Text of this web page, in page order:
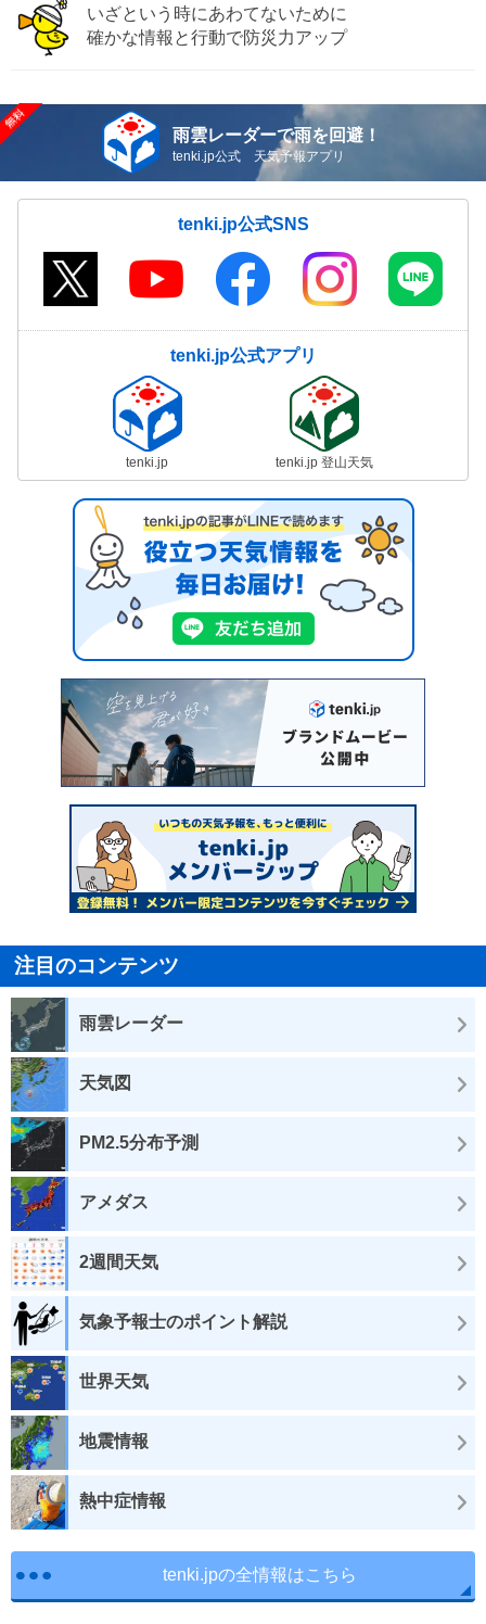
いざという時にあわてないために
確かな情報と行動で防災力アップ
雨雲レーダーで雨を回避！
tenki.jp公式 天気予報アプリ
tenki.jp公式SNS
tenki.jp公式アプリ
tenki.jp tenki.jp 登山天気
注目のコンテンツ
雨雲レーダー
天気図
PM2.5分布予測
アメダス
2週間天気
気象予報士のポイント解説
世界天気
地震情報
熱中症情報
tenki.jpの全情報はこちら